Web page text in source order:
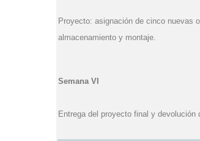
Proyecto: asignación de cinco nuevas
almacenamiento y montaje.
Semana VI
Entrega del proyecto final y devolución